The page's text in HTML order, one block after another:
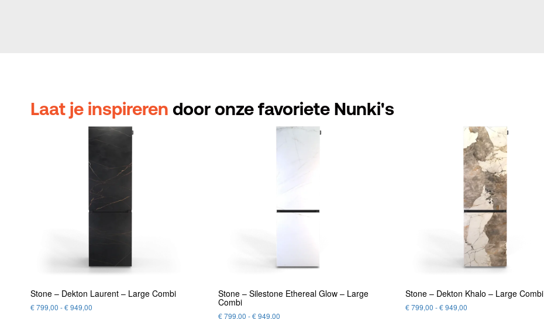
Laat je inspireren door onze favoriete Nunki's
Stone – Dekton Laurent – Large Combi
€799,00 -€949,00
Stone – Silestone Ethereal Glow – Large
Combi
€799,00 - €949,00
Stone – Dekton Khalo – Large Combi
€799,00 -€949,00